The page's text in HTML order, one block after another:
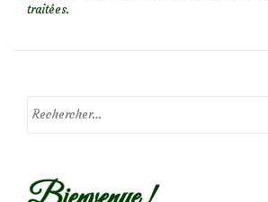
traitées.